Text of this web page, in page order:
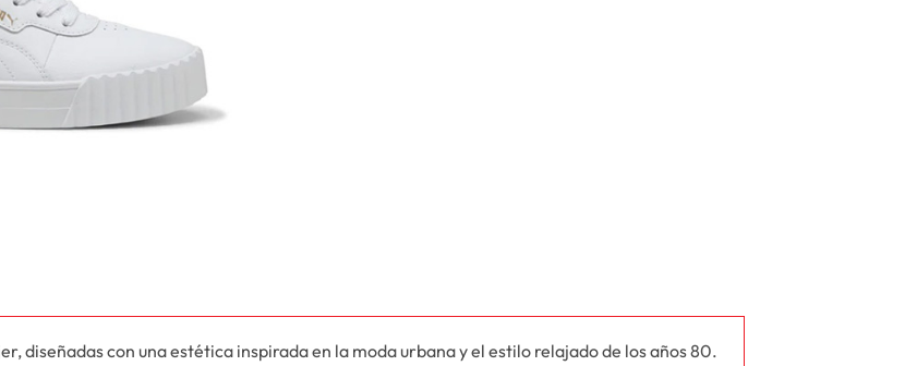
diseñadas con una estética inspirada en la moda urbana y el estilo relajado de los años 80.